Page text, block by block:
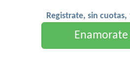
Registrate, sin cuotas,
Enamorate